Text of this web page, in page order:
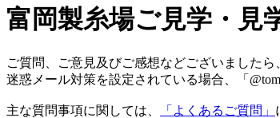
富岡製糸場ご見学・見
ご質問、ご意見及びご感想などございました
迷惑メール対策を設定されている場合、「
主な質問事項に関しては、 「よくあるご質問」